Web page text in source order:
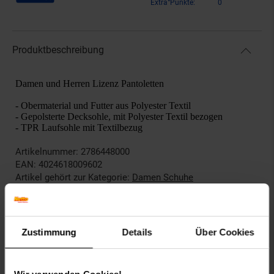
Zustimmung Details Über Cookies
Extra°Punkte:
0
Produktbeschreibung
Damen und Herren Lizenz Pantoletten
- Obermaterial und Futter aus Polyester Textil
- Gepolsterte Decksohle, mit Polyester Textil bezogen
- TPR Laufsohle mit Textilbezug
Artikelnummer: 2786448000
EAN: 4024618009602
Artikel gehört zur Kategorie: Damen Schuhe
Dieses Produkt ist von allen Gutscheinaktionen
ausgeschlossen.